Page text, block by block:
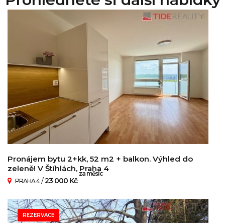
Pronájem bytu 2+kk, 52 m2 + balkon. Výhled do
zeleně! V Štíhlách, Praha 4
PRAHA 4/23 000 Kč
za měsíc
REZERVACE